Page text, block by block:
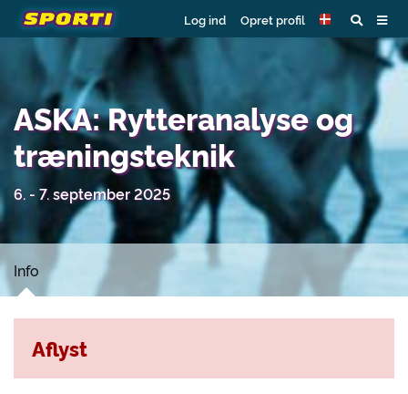
Log ind Opret profil
ASKA: Rytteranalyse og
træningsteknik
6. - 7. september 2025
Info
Aflyst